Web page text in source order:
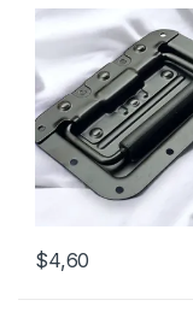
$4,60